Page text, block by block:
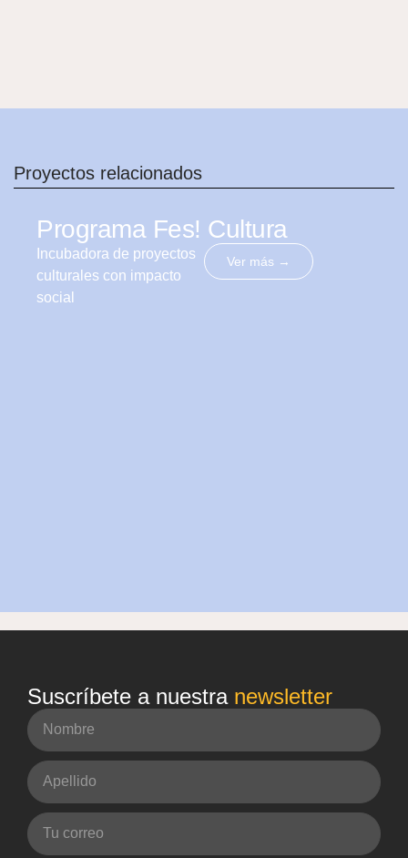
Proyectos relacionados
Programa Fes! Cultura
Incubadora de proyectos
culturales con impacto
social
Ver más →
Suscríbete a nuestra newsletter